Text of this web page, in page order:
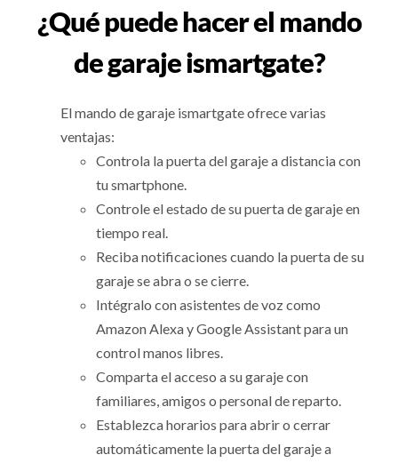
¿Qué puede hacer el mando
de garaje ismartgate?
El mando de garaje ismartgate ofrece varias
ventajas:
Controla la puerta del garaje a distancia con
tu smartphone.
Controle el estado de su puerta de garaje en
tiempo real.
Reciba notificaciones cuando la puerta de su
garaje se abra o se cierre.
Intégralo con asistentes de voz como
Amazon Alexa y Google Assistant para un
control manos libres.
Comparta el acceso a su garaje con
familiares, amigos o personal de reparto.
Establezca horarios para abrir o cerrar
automáticamente la puerta del garaje a